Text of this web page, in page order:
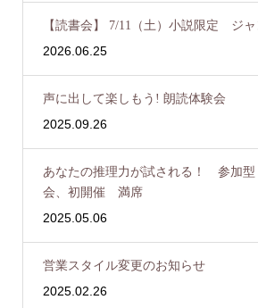
【読書会】 7/11（土）小説限定 ジ
2026.06.25
声に出して楽しもう! 朗読体験会
2025.09.26
あなたの推理力が試される！ 参加型
会、初開催 満席
2025.05.06
営業スタイル変更のお知らせ
2025.02.26